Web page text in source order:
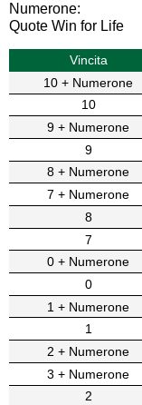
Numerone:
Quote Win for Life
Vincita
10 + Numerone
10
9 + Numerone
9
8 + Numerone
7 + Numerone
8
7
0 + Numerone
0
1 + Numerone
1
2 + Numerone
3 + Numerone
2